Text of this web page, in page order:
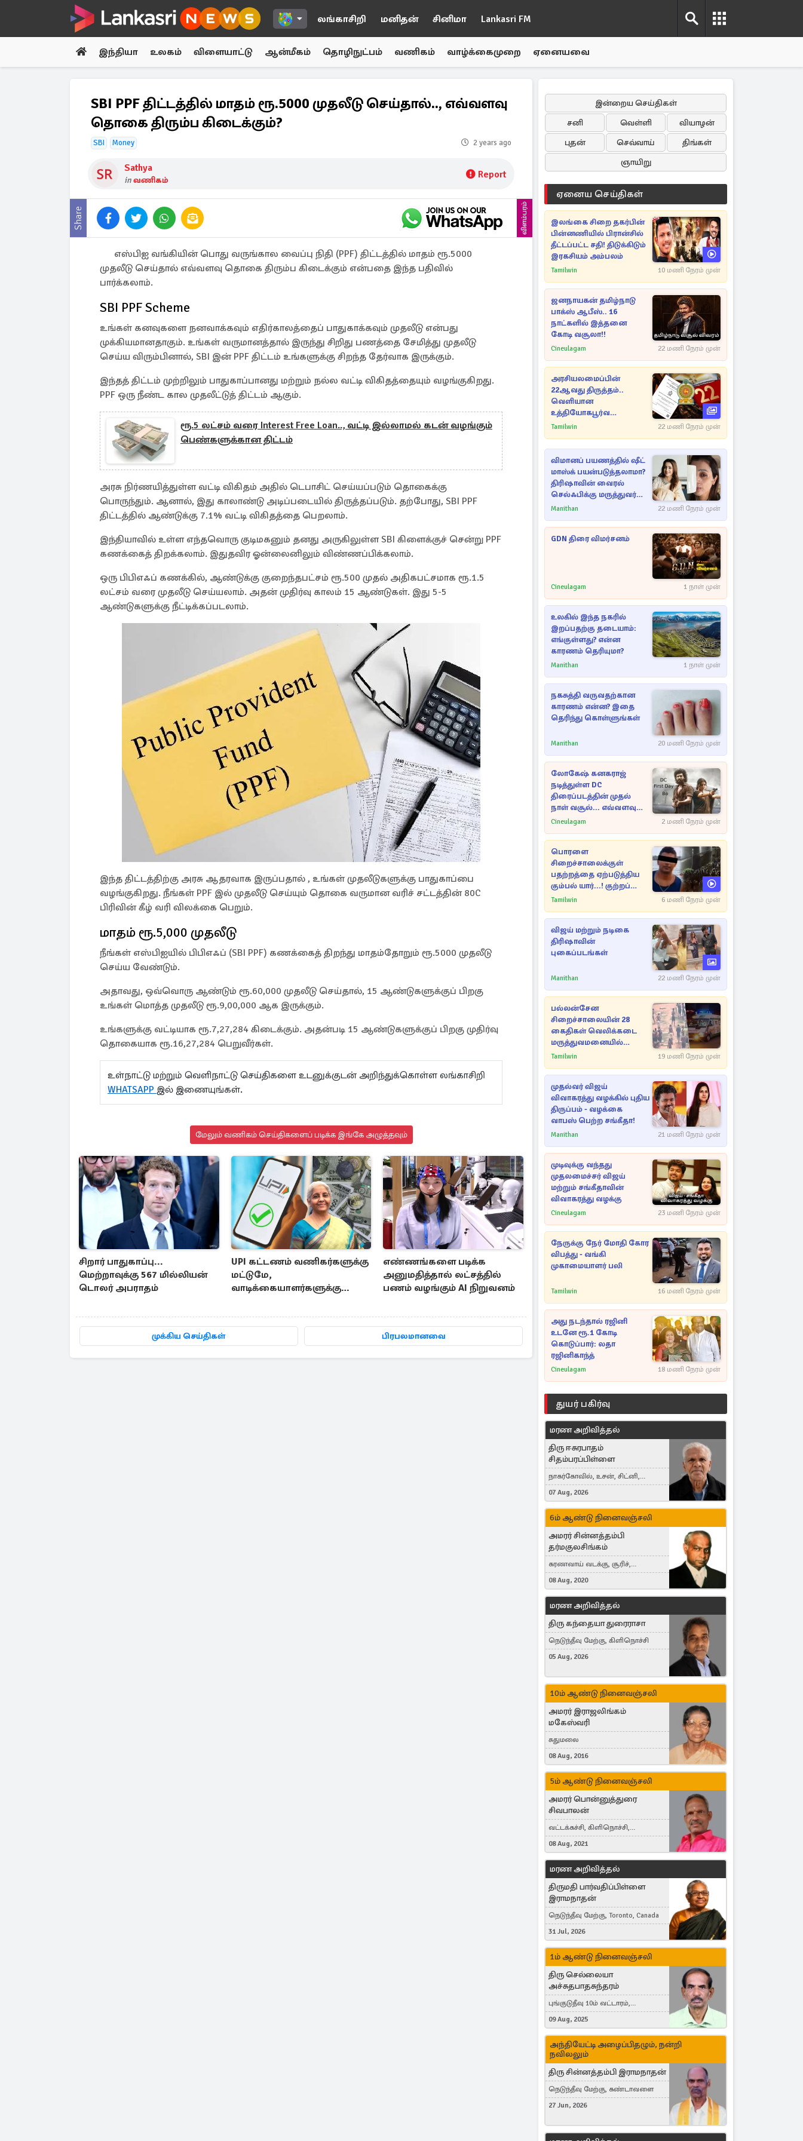
லங்காசிறி மனிதன் சினிமா Lankasri FM
இந்தியா உலகம் விளையாட்டு ஆன்மீகம் தொழிநுட்பம் வணிகம் வாழ்க்கைமுறை ஏனையவை
SBI PPF திட்டத்தில் மாதம் ரூ.5000 முதலீடு செய்தால்.., எவ்வளவு
தொகை திரும்ப கிடைக்கும்?
SBI Money 2 years ago
Sathya
inவணிகம் Report
Share விளம்பரம்
எஸ்பிஐ வங்கியின் பொது வருங்கால வைப்பு நிதி (PPF) திட்டத்தில் மாதம் ரூ.5000
முதலீடு செய்தால் எவ்வளவு தொகை திரும்ப கிடைக்கும் என்பதை இந்த பதிவில்
பார்க்கலாம்.
SBI PPF Scheme
உங்கள் கனவுகளை நனவாக்கவும் எதிர்காலத்தைப் பாதுகாக்கவும் முதலீடு என்பது
முக்கியமானதாகும். உங்கள் வருமானத்தால் இருந்து சிறிது பணத்தை சேமித்து முதலீடு
செய்ய விரும்பினால், SBI இன் PPF திட்டம் உங்களுக்கு சிறந்த தேர்வாக இருக்கும்.
இந்தத் திட்டம் முற்றிலும் பாதுகாப்பானது மற்றும் நல்ல வட்டி விகிதத்தையும் வழங்குகிறது.
PPF ஒரு நீண்ட கால முதலீட்டுத் திட்டம் ஆகும்.
ரூ.5 லட்சம் வரை Interest Free Loan.., வட்டி இல்லாமல் கடன் வழங்கும்
பெண்களுக்கான திட்டம்
அரசு நிர்ணயித்துள்ள வட்டி விகிதம் அதில் டெபாசிட் செய்யப்படும் தொகைக்கு
பொருந்தும். ஆனால், இது காலாண்டு அடிப்படையில் திருத்தப்படும். தற்போது, ​​SBI PPF
திட்டத்தில் ஆண்டுக்கு 7.1% வட்டி விகிதத்தை பெறலாம்.
இந்தியாவில் உள்ள எந்தவொரு குடிமகனும் தனது அருகிலுள்ள SBI கிளைக்குச் சென்று PPF
கணக்கைத் திறக்கலாம். இதுதவிர ஓன்லைனிலும் விண்ணப்பிக்கலாம்.
ஒரு பிபிஎஃப் கணக்கில், ஆண்டுக்கு குறைந்தபட்சம் ரூ.500 முதல் அதிகபட்சமாக ரூ.1.5
லட்சம் வரை முதலீடு செய்யலாம். அதன் முதிர்வு காலம் 15 ஆண்டுகள். இது 5-5
ஆண்டுகளுக்கு நீட்டிக்கப்படலாம்.
இந்த திட்டத்திற்கு அரசு ஆதரவாக இருப்பதால் , உங்கள் முதலீடுகளுக்கு பாதுகாப்பை
வழங்குகிறது. நீங்கள் PPF இல் முதலீடு செய்யும் தொகை வருமான வரிச் சட்டத்தின் 80C
பிரிவின் கீழ் வரி விலக்கை பெறும்.
மாதம் ரூ.5,000 முதலீடு
நீங்கள் எஸ்பிஐயில் பிபிஎஃப் (SBI PPF) கணக்கைத் திறந்து மாதம்தோறும் ரூ.5000 முதலீடு
செய்ய வேண்டும்.
அதாவது, ஒவ்வொரு ஆண்டும் ரூ.60,000 முதலீடு செய்தால், 15 ஆண்டுகளுக்குப் பிறகு
உங்கள் மொத்த முதலீடு ரூ.9,00,000 ஆக இருக்கும்.
உங்களுக்கு வட்டியாக ரூ.7,27,284 கிடைக்கும். அதன்படி 15 ஆண்டுகளுக்குப் பிறகு முதிர்வு
தொகையாக ரூ.16,27,284 பெறுவீர்கள்.
உள்நாட்டு மற்றும் வெளிநாட்டு செய்திகளை உடனுக்குடன் அறிந்துக்கொள்ள லங்காசிறி
WHATSAPP இல் இணையுங்கள்.
மேலும் வணிகம் செய்திகளைப் படிக்க இங்கே அழுத்தவும்
சிறார் பாதுகாப்பு...
மெற்றாவுக்கு 567 மில்லியன்
டொலர் அபராதம்
UPI கட்டணம் வணிகர்களுக்கு
மட்டுமே,
வாடிக்கையாளர்களுக்கு
விளக்கம்
எண்ணங்களை படிக்க
அனுமதித்தால் லட்சத்தில்
பணம் வழங்கும் AI நிறுவனம்
முக்கிய செய்திகள் பிரபலமானவை
இன்றைய செய்திகள்
சனி
வெள்ளி
வியாழன்
புதன்
செவ்வாய்
திங்கள்
ஞாயிறு
ஏனைய செய்திகள்
இலங்கை சிறை தகர்பின்
பின்னணியில் பிரான்சில்
தீட்டப்பட்ட சதி! திடுக்கிடும்
இரகசியம் அம்பலம்
Tamilwin 10 மணி நேரம் முன்
ஜனநாயகன் தமிழ்நாடு
பாக்ஸ் ஆபீஸ்.. 16
நாட்களில் இத்தனை
கோடி வசூலா!!
Cineulagam 22 மணி நேரம் முன்
அரசியலமைப்பின்
22ஆவது திருத்தம்..
வெளியான
உத்தியோகபூர்வ
அறிவிப்பு!
Tamilwin 22 மணி நேரம் முன்
விமானப் பயணத்தில் ஷீட்
மாஸ்க் பயன்படுத்தலாமா?
திரிஷாவின் வைரல்
செல்ஃபிக்கு மருத்துவர்
விளக்கம்
Manithan 22 மணி நேரம் முன்
GDN திரை விமர்சனம்
Cineulagam 1 நாள் முன்
உலகில் இந்த நகரில்
இறப்பதற்கு தடையாம்:
எங்குள்ளது? என்ன
காரணம் தெரியுமா?
Manithan 1 நாள் முன்
நகசுத்தி வருவதற்கான
காரணம் என்ன? இதை
தெரிந்து கொள்ளுங்கள்
Manithan 20 மணி நேரம் முன்
லோகேஷ் கனகராஜ்
நடித்துள்ள DC
திரைப்படத்தின் முதல்
நாள் வசூல்... எவ்வளவு
தெரியுமா?
Cineulagam 2 மணி நேரம் முன்
பொரளை
சிறைச்சாலைக்குள்
பதற்றத்தை ஏற்படுத்திய
கும்பல் யார்...! குற்றப்
பின்னணி தொடர்பில்
Tamilwin 6 மணி நேரம் முன்
விஜய் மற்றும் நடிகை
திரிஷாவின்
புகைப்படங்கள்
Manithan 22 மணி நேரம் முன்
பல்லன்சேன
சிறைச்சாலையின் 28
கைதிகள் வெலிக்கடை
மருத்துவமனையில்
அனுமதி
Tamilwin 19 மணி நேரம் முன்
முதல்வர் விஜய்
விவாகரத்து வழக்கில் புதிய
திருப்பம் - வழக்கை
வாபஸ் பெற்ற சங்கீதா!
Manithan 21 மணி நேரம் முன்
முடிவுக்கு வந்தது
முதலமைச்சர் விஜய்
மற்றும் சங்கீதாவின்
விவாகரத்து வழக்கு
Cineulagam 23 மணி நேரம் முன்
நேருக்கு நேர் மோதி கோர
விபத்து - வங்கி
முகாமையாளர் பலி
Tamilwin 16 மணி நேரம் முன்
அது நடந்தால் ரஜினி
உடனே ரூ.1 கோடி
கொடுப்பார்: லதா
ரஜினிகாந்த்
Cineulagam 18 மணி நேரம் முன்
துயர் பகிர்வு
மரண அறிவித்தல்
திரு ஈசுரபாதம்
சிதம்பரப்பிள்ளை
நாகர்கோவில், உசன், சிட்னி,
Australia
07 Aug, 2026
6ம் ஆண்டு நினைவஞ்சலி
அமரர் சின்னத்தம்பி
தர்மகுலசிங்கம்
கரணவாய் வடக்கு, சூரிச்,
Switzerland
08 Aug, 2020
மரண அறிவித்தல்
திரு கந்தையா துரைராசா
நெடுந்தீவு மேற்கு, கிளிநொச்சி
05 Aug, 2026
10ம் ஆண்டு நினைவஞ்சலி
அமரர் இராஜலிங்கம்
மகேஸ்வரி
சுதுமலை
08 Aug, 2016
5ம் ஆண்டு நினைவஞ்சலி
அமரர் பொன்னுத்துரை
சிவபாலன்
வட்டக்கச்சி, கிளிநொச்சி,
வட்டக்கச்சி இராமநாதபுரம்
08 Aug, 2021
மரண அறிவித்தல்
திருமதி பார்வதிப்பிள்ளை
இராமநாதன்
நெடுந்தீவு மேற்கு, Toronto, Canada
31 Jul, 2026
1ம் ஆண்டு நினைவஞ்சலி
திரு செல்லையா
அச்சுதபாதசுந்தரம்
புங்குடுதீவு 10ம் வட்டாரம்,
கொள்ளுப்பிட்டி
09 Aug, 2025
அந்தியேட்டி அழைப்பிதழும், நன்றி
நவிலலும்
திரு சின்னத்தம்பி இராமநாதன்
நெடுந்தீவு மேற்கு, கண்டாவளை
27 Jun, 2026